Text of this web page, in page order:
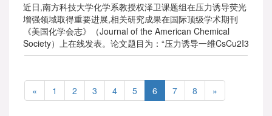
近日,南方科技大学化学系教授权泽卫课题组在压力诱导荧光
增强领域取得重要进展,相关研究成果在国际顶级学术期刊
《美国化学会志》（Journal of the American Chemical
Society）上在线发表。论文题目为：“压力诱导一维CsCu2I3
中自陷态激子荧光的显著增强（Pressure-Induced
Emission in One-Dimensional CsCu2I3 with Tetrahedral
Units）”。
« 1 2 3 4 5 6 7 8 »